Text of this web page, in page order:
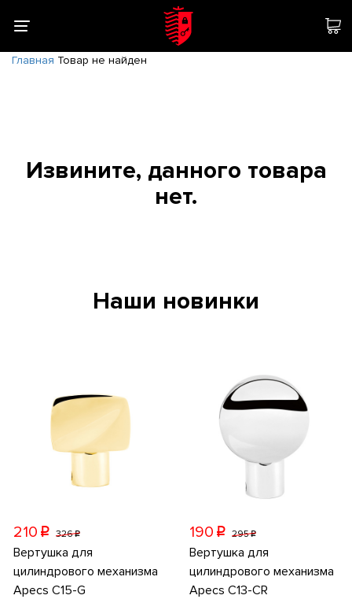
Главная Товар не найден
Извините, данного товара
нет.
Наши новинки
210 p 326p
Вертушка для
цилиндрового механизма
Apecs C15-G
190 p 295p
Вертушка для
цилиндрового механизма
Apecs C13-CR